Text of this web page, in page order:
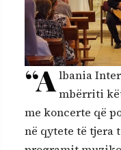
“A lbania
mbërriti
me koncerte që
në qytete të tjera